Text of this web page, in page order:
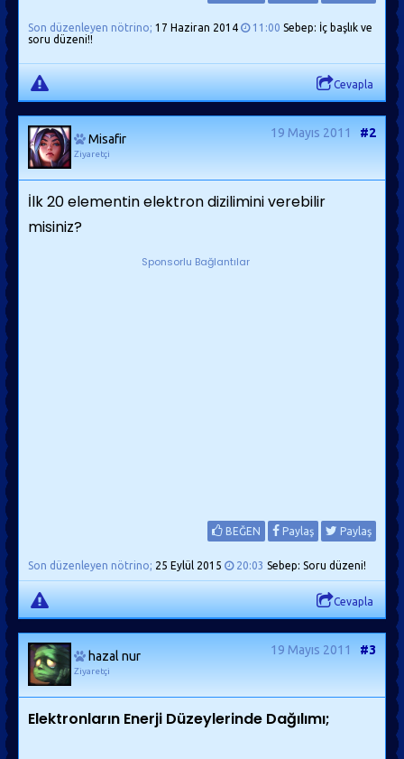
Son düzenleyen nötrino; 17 Haziran 2014 11:00 Sebep: İç başlık ve
soru düzeni!!
Cevapla
Misafir
Ziyaretçi
19 Mayıs 2011 #2
İlk 20 elementin elektron dizilimini verebilir
misiniz?
Sponsorlu Bağlantılar
BEĞEN Paylaş Paylaş
Son düzenleyen nötrino; 25 Eylül 2015 20:03 Sebep: Soru düzeni!
Cevapla
hazal nur
Ziyaretçi
19 Mayıs 2011 #3
Elektronların Enerji Düzeylerinde Dağılımı;